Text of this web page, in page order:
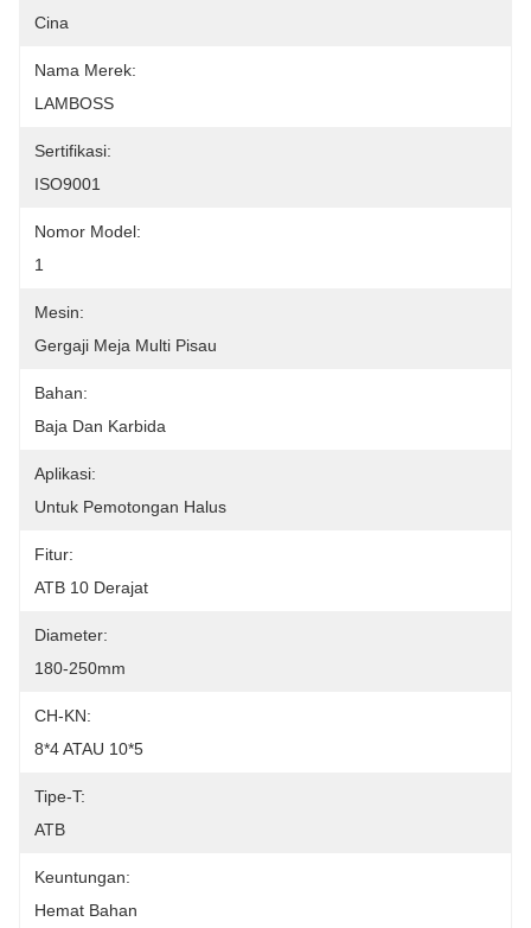
Cina
Nama Merek:
LAMBOSS
Sertifikasi:
ISO9001
Nomor Model:
1
Mesin:
Gergaji Meja Multi Pisau
Bahan:
Baja Dan Karbida
Aplikasi:
Untuk Pemotongan Halus
Fitur:
ATB 10 Derajat
Diameter:
180-250mm
CH-KN:
8*4 ATAU 10*5
Tipe-T:
ATB
Keuntungan:
Hemat Bahan